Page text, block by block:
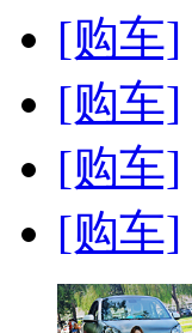
[购车]
[购车]
[购车]
[购车]